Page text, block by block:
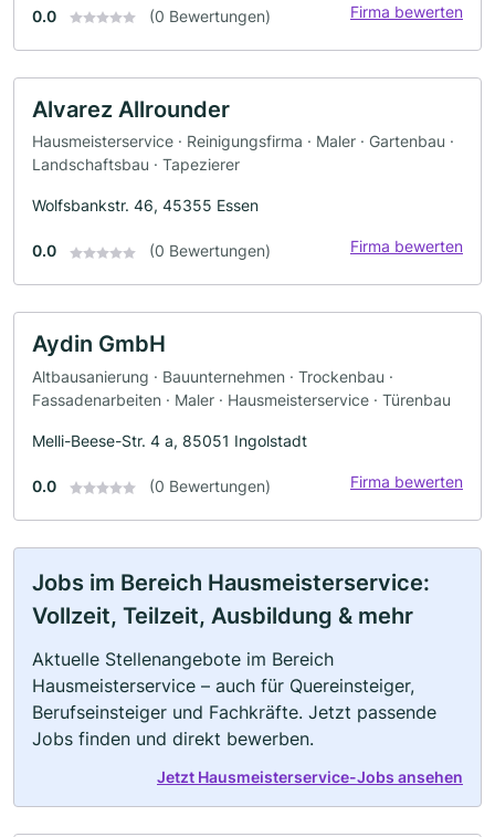
0.0 (0 Bewertungen) Firma bewerten
Alvarez Allrounder
Hausmeisterservice · Reinigungsfirma · Maler · Gartenbau ·
Landschaftsbau · Tapezierer
Wolfsbankstr. 46, 45355 Essen
0.0 (0 Bewertungen) Firma bewerten
Aydin GmbH
Altbausanierung · Bauunternehmen · Trockenbau ·
Fassadenarbeiten · Maler · Hausmeisterservice · Türenbau
Melli-Beese-Str. 4 a, 85051 Ingolstadt
0.0 (0 Bewertungen) Firma bewerten
Jobs im Bereich Hausmeisterservice:
Vollzeit, Teilzeit, Ausbildung & mehr
Aktuelle Stellenangebote im Bereich
Hausmeisterservice – auch für Quereinsteiger,
Berufseinsteiger und Fachkräfte. Jetzt passende
Jobs finden und direkt bewerben.
Jetzt Hausmeisterservice-Jobs ansehen